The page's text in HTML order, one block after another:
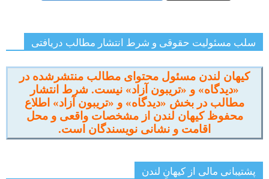
سلب مسئولیت حقوقی و شرط انتشار مطالب دریافتی
کیهان لندن مسئول محتوای مطالب منتشرشده در
«دیدگاه» و «تریبون آزاد» نیست. شرط انتشار
مطالب در بخش «دیدگاه» و «تریبون آزاد» اطلاع
محفوظ کیهان لندن از مشخصات واقعی و محل
اقامت و نشانی نویسندگان است.
پشتیبانی مالی از کیهانِ لندن